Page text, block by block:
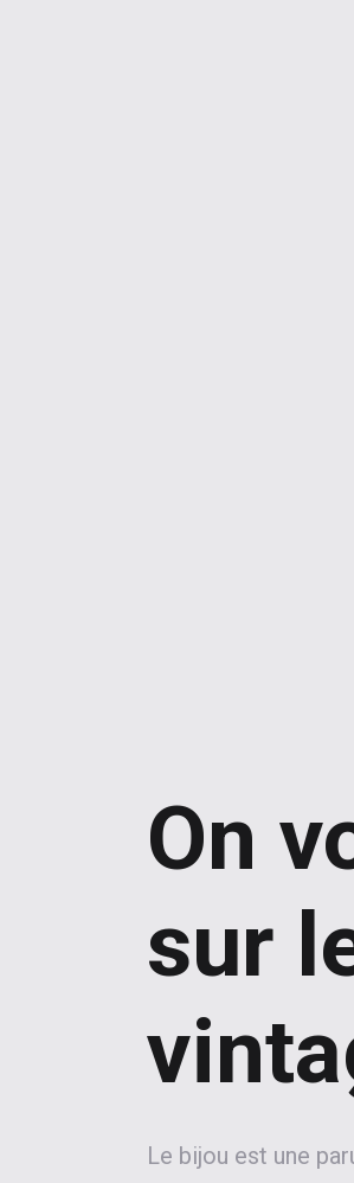
On
sur
Le bijou est une